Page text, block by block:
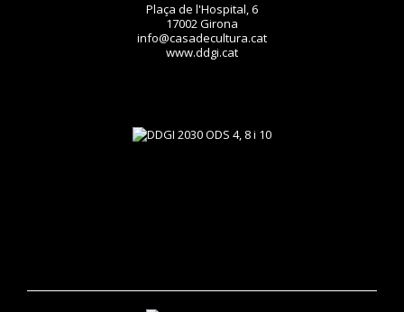
Plaça de l'Hospital, 6
17002 Girona
info@casadecultura.cat
www.ddgi.cat